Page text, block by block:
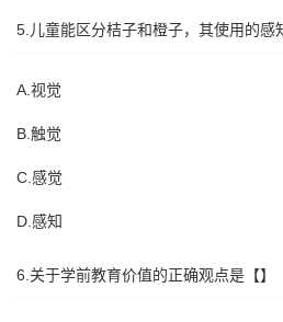
5.儿童能区分桔子和橙子，其使用的感
A.视觉
B.触觉
C.感觉
D.感知
6.关于学前教育价值的正确观点是【】